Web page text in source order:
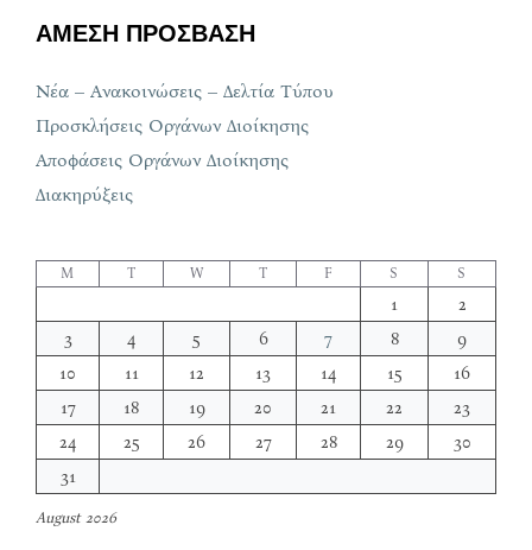
ΑΜΕΣΗ ΠΡΟΣΒΑΣΗ
Νέα – Ανακοινώσεις – Δελτία Τύπου
Προσκλήσεις Οργάνων Διοίκησης
Αποφάσεις Οργάνων Διοίκησης
Διακηρύξεις
August 2026
M T W T F S S
1
2
3
4 5 6 7 8
9
10
11 12 13 14 15
16
17
18 19 20 21 22
23
24
25 26 27 28 29
30
31